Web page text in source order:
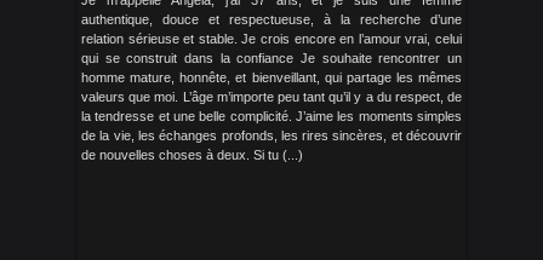
authentique, douce et respectueuse, à la recherche d’une
relation sérieuse et stable. Je crois encore en l’amour vrai, celui
qui se construit dans la confiance Je souhaite rencontrer un
homme mature, honnête, et bienveillant, qui partage les mêmes
valeurs que moi. L’âge m’importe peu tant qu’il y a du respect, de
la tendresse et une belle complicité. J’aime les moments simples
de la vie, les échanges profonds, les rires sincères, et découvrir
de nouvelles choses à deux. Si tu (...)